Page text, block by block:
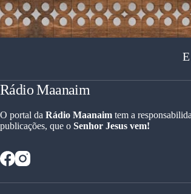
Rádio Maanaim
O portal da Rádio Maanaim tem a
publicações, que o Senhor Jesus vem!